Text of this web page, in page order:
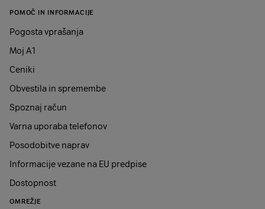
POMOČ IN INFORMACIJE
Pogosta vprašanja
Moj A1
Ceniki
Obvestila in spremembe
Spoznaj račun
Varna uporaba telefonov
Posodobitve naprav
Informacije vezane na EU predpise
Dostopnost
OMREŽJE